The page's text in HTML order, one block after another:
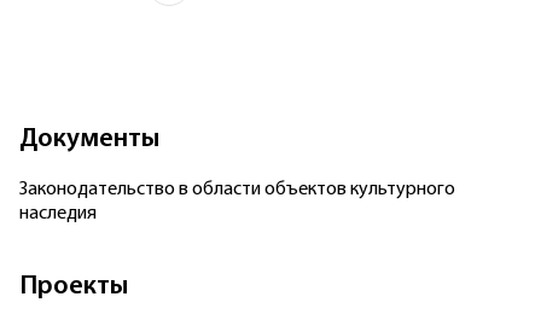
Документы
Законодательство в области объектов культурного
наследия
Проекты